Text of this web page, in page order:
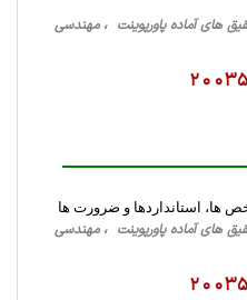
بایت ، تحقیق های آماده پاورپوینت ، مهندسی
ها، استانداردها و ضرورت ها
بایت ، تحقیق های آماده پاورپوینت ، مهندسی